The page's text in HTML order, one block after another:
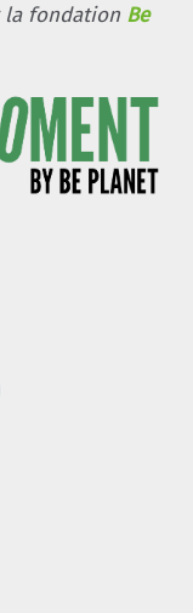
la fondation Be